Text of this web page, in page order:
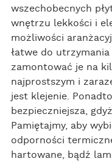
wszechobecnych
wnętrzu lekkości i
możliwości
łatwe do
zamontować je na
najprostszym i
jest klejenie.
bezpieczniejsza,
Pamiętajmy, aby
odporności
hartowane, bądź